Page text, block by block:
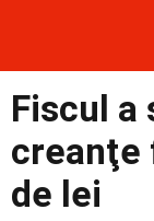
Externe
Fiscul a
creanţe
de lei